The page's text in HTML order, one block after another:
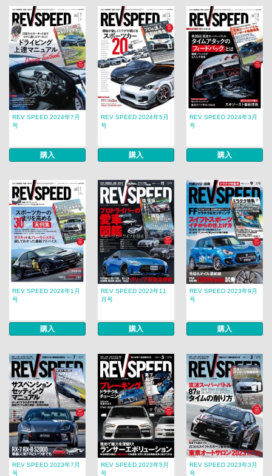
REV SPEED 2024年7月
号
購入
REV SPEED 2024年5月
号
購入
REV SPEED 2024年3月
号
購入
REV SPEED 2024年1月
号
購入
REV SPEED 2023年11
月号
購入
REV SPEED 2023年9月
号
購入
REV SPEED 2023年7月
号
REV SPEED 2023年5月
号
REV SPEED 2023年3月
号